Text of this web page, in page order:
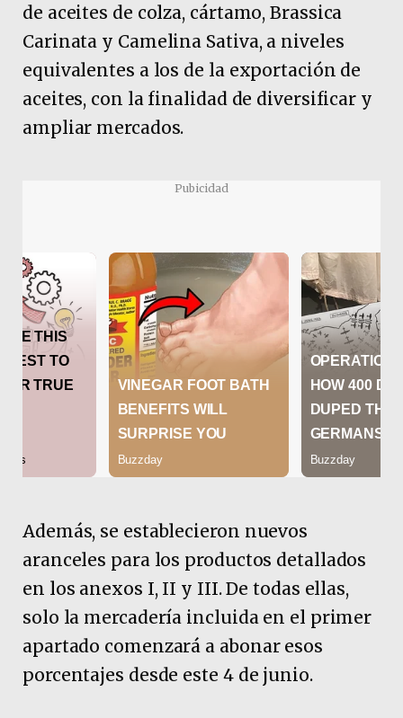
de aceites de colza, cártamo, Brassica
Carinata y Camelina Sativa, a niveles
equivalentes a los de la exportación de
aceites, con la finalidad de diversificar y
ampliar mercados.
Pubicidad
Además, se establecieron nuevos
aranceles para los productos detallados
en los anexos I, II y III. De todas ellas,
solo la mercadería incluida en el primer
apartado comenzará a abonar esos
porcentajes desde este 4 de junio.